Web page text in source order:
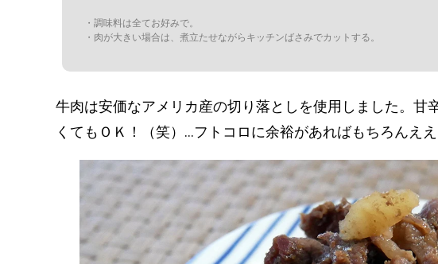
・調味料は全てお好みで。
・肉が大きい場合は、煮立たせながらキッチンばさみでカットする。
牛肉は安価なアメリカ産の切り落としを使用しました。甘
くてもＯＫ！（笑）…フトコロに余裕があればもちろんえ